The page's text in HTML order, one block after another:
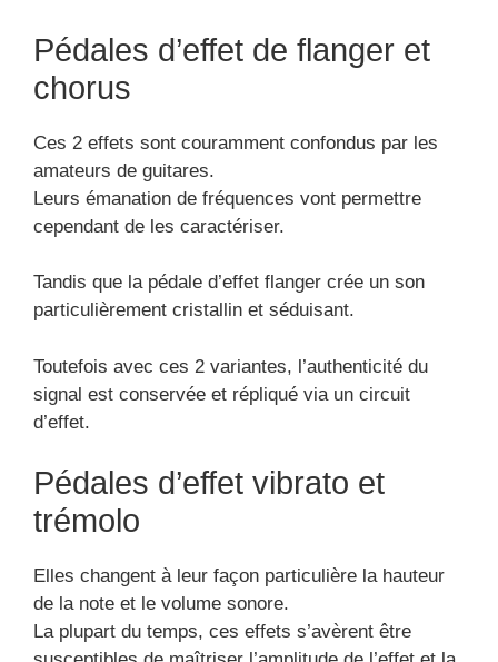
Pédales d’effet de flanger et
chorus
Ces 2 effets sont couramment confondus par les
amateurs de guitares.
Leurs émanation de fréquences vont permettre
cependant de les caractériser.
Tandis que la pédale d’effet flanger crée un son
particulièrement cristallin et séduisant.
Toutefois avec ces 2 variantes, l’authenticité du
signal est conservée et répliqué via un circuit
d’effet.
Pédales d’effet vibrato et
trémolo
Elles changent à leur façon particulière la hauteur
de la note et le volume sonore.
La plupart du temps, ces effets s’avèrent être